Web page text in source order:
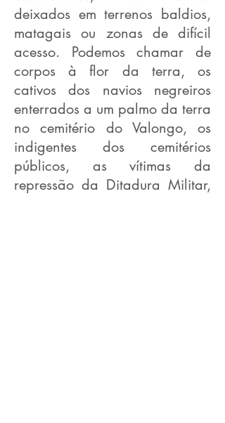
deixados em terrenos baldios,
matagais ou zonas de difícil
acesso. Podemos chamar de
corpos à flor da terra, os
cativos dos navios negreiros
enterrados a um palmo da terra
no cemitério do Valongo, os
indigentes dos cemitérios
públicos, as vítimas da
repressão da Ditadura Militar,